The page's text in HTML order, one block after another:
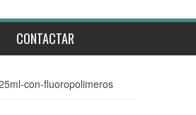
CONTACTAR
con-fluoropolimeros